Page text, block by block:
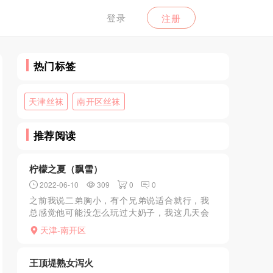
登录 注册
热门标签
天津丝袜 南开区丝袜
推荐阅读
柠檬之夏（飘雪）
2022-06-10 309 0 0
之前我说二弟胸小，有个兄弟说适合就行，我
总感觉他可能没怎么玩过大奶子，我这几天会
连续分享几个现在还在干的大奶子，这个飘雪
实话说出来，除了奶子大确实一无是处，机
天津-南开区
王顶堤熟女泻火